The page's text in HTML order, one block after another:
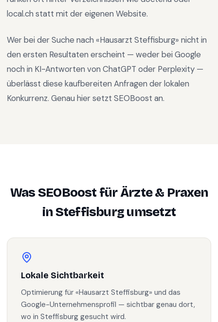
local.ch statt mit der eigenen Website.
Wer bei der Suche nach «Hausarzt Steffisburg» nicht in
den ersten Resultaten erscheint — weder bei Google
noch in KI-Antworten von ChatGPT oder Perplexity —
überlässt diese kaufbereiten Anfragen der lokalen
Konkurrenz. Genau hier setzt SEOBoost an.
Was SEOBoost fürÄrzte & Praxen
inSteffisburgumsetzt
Lokale Sichtbarkeit
Optimierung für «Hausarzt Steffisburg» und das
Google-Unternehmensprofil — sichtbar genau dort,
wo in Steffisburg gesucht wird.